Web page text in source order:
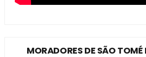
MORADORES DE SÃO TOMÉ